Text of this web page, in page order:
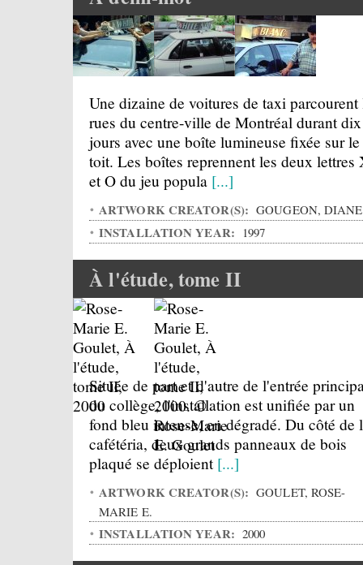
Une dizaine de voitures de taxi parcourent
rues du centre-ville de Montréal durant dix
jours avec une boîte lumineuse fixée sur le
toit. Les boîtes reprennent les deux lettres
et O du jeu popula [...]
ARTWORK CREATOR(S): GOUGEON, DIANE
INSTALLATION YEAR: 1997
À l'étude, tome II
Située de part et d'autre de l'entrée
du collège, l'installation est unifiée par un
fond bleu intense, en dégradé. Du côté de
cafétéria, deux grands panneaux de bois
plaqué se déploient[...]
ARTWORK CREATOR(S): GOULET, ROSE-
MARIE E.
INSTALLATION YEAR: 2000